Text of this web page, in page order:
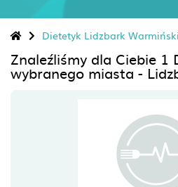
Dietetyk Lidzbark
Znaleźliśmy dla Ciebie 1
wybranego miasta -